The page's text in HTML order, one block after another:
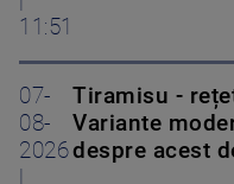
11:51
07-
08-
2026
Tiramisu -
Variante
despre acest